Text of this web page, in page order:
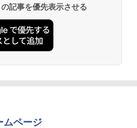
記事を優先表示させる
ムページ